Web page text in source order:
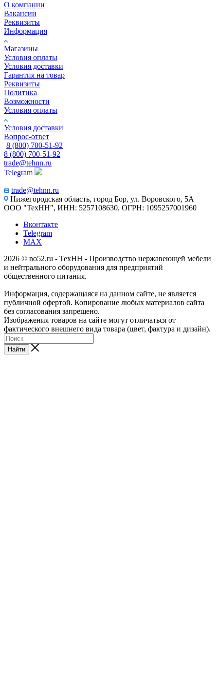
О компании
Вакансии
Реквизиты
Информация
Магазины
Условия оплаты
Условия доставки
Гарантия на товар
Реквизиты
Политика
Возможности
Условия оплаты
Условия доставки
Вопрос-ответ
8 (800) 700-51-92
8 (800) 700-51-92
trade@tehnn.ru
Telegram
trade@tehnn.ru
Нижегородская область, город Бор, ул. Воровского, 5А
ООО "ТехНН", ИНН: 5257108630, ОГРН: 1095257001960
Вконтакте
Telegram
MAX
2026 © no52.ru - ТехНН - Производство нержавеющей мебели
и нейтрального оборудования для предприятий
общественного питания.
Информация, содержащаяся на данном сайте, не является
публичной офертой. Копирование любых материалов сайта
без согласования запрещено.
Изображения товаров на сайте могут отличаться от
фактического внешнего вида товара (цвет, фактура и дизайн).
Найти